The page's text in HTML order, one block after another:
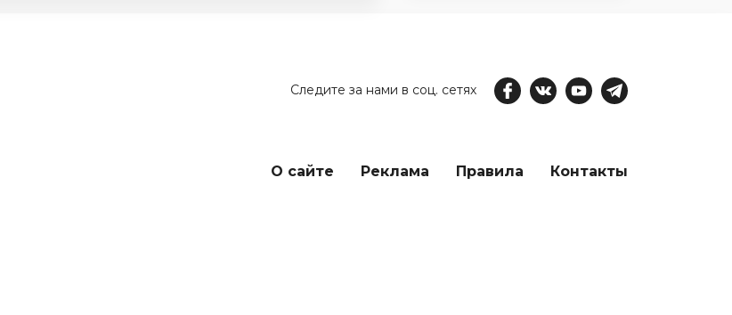
Следите за нами в соц. сетях
О сайте Реклама Правила Контакты